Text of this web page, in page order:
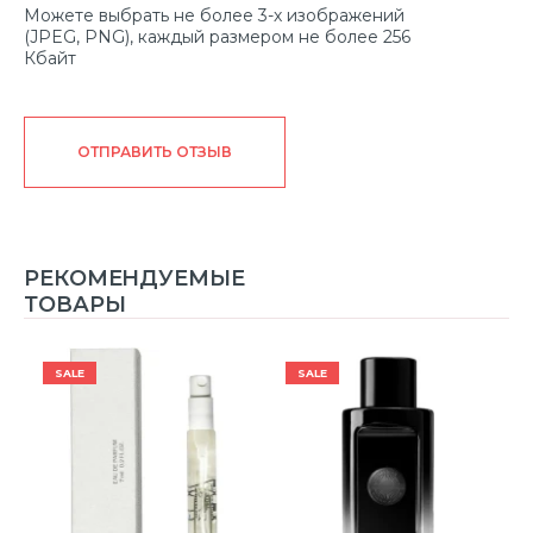
Можете выбрать не более 3-х изображений
(JPEG, PNG), каждый размером не более 256
Кбайт
ОТПРАВИТЬ ОТЗЫВ
РЕКОМЕНДУЕМЫЕ
ТОВАРЫ
SALE SALE